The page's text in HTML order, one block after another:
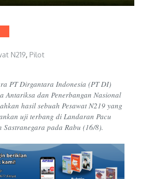
N219, Pilot
PT Dirgantara Indonesia (PT DI)
Antariksa dan Penerbangan Nasional
hasil sebuah Pesawat N219 yang
uji terbang di Landaran Pacu
Sastranegara pada Rabu (16/8).